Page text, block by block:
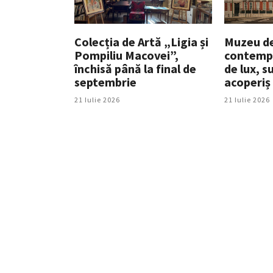
Colecția de Artă „Ligia și
Pompiliu Macovei”,
închisă până la final de
septembrie
21 Iulie 2026
Muzeu
de lux,
acoperiș
21 Iulie 2026